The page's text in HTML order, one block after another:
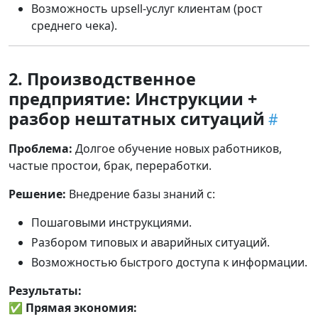
Возможность upsell-услуг клиентам (рост
среднего чека).
2. Производственное
предприятие: Инструкции +
разбор нештатных ситуаций
Проблема: Долгое обучение новых работников,
частые простои, брак, переработки.
Решение: Внедрение базы знаний с:
Пошаговыми инструкциями.
Разбором типовых и аварийных ситуаций.
Возможностью быстрого доступа к информации.
Результаты:
✅ Прямая экономия: